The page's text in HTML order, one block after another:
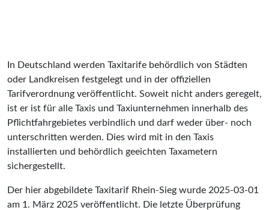
In Deutschland werden Taxitarife behördlich von Städten
oder Landkreisen festgelegt und in der offiziellen
Tarifverordnung veröffentlicht. Soweit nicht anders geregelt,
ist er ist für alle Taxis und Taxiunternehmen innerhalb des
Pflichtfahrgebietes verbindlich und darf weder über- noch
unterschritten werden. Dies wird mit in den Taxis
installierten und behördlich geeichten Taxametern
sichergestellt.
Der hier abgebildete Taxitarif Rhein-Sieg wurde 2025-03-01
am 1. März 2025 veröffentlicht. Die letzte Überprüfung